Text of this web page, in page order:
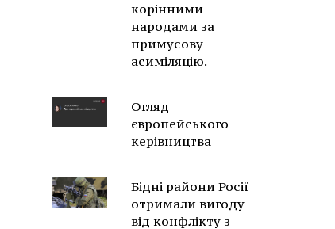
корінними
народами за
примусову
асиміляцію.
Огляд
європейського
керівництва
Бідні райони Росії
отримали вигоду
від конфлікту з